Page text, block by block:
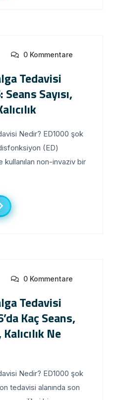
0 Kommentare
Tedavisi
Sayısı,
Nedir? ED1000 şok
(ED)
kullanılan non-invaziv bir
0 Kommentare
Tedavisi
Kaç Seans,
Ne
Nedir? ED1000 şok
tedavisi alanında son